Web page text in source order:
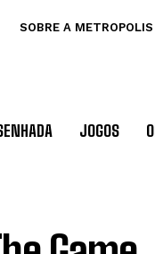
SOBRE A METROPOLIS
JOGOS